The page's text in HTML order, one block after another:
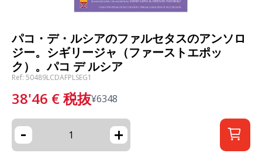
パコ・デ・ルシアのファルセタスのアンソロ
ジー。シギリージャ（ファーストエポッ
ク）。パコ デ ルシア
Ref: 50489LCDAFPLSEG1
38'46 €税抜¥6348
- +